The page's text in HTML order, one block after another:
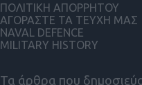
Τα άρθρα που
ΠΟΛΙΤΙΚΗ ΑΠΟΡΡΗΤΟΥ
ΑΓΟΡΑΣΤΕ ΤΑ ΤΕΥΧΗ ΜΑΣ
NAVAL DEFENCE
MILITARY HISTORY